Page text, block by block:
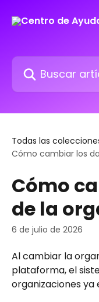
Buscar artículos...
Todas las
Cómo cambiar los
Cómo
de la
6 de julio de 2026
Al cambiar la
plataforma, el
organizaciones ya